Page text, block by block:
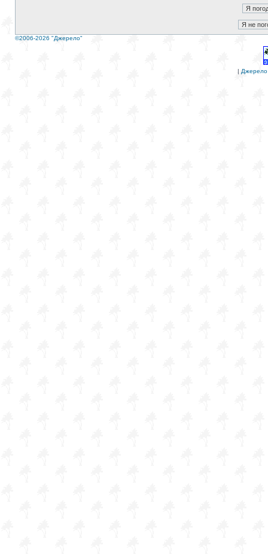
©2006-2026 "Джерело"
| Джерело